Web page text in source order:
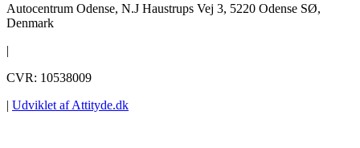
Autocentrum Odense, N.J Haustrups Vej 3, 5220 Odense SØ,
Denmark
|
CVR: 10538009
| Udviklet af Attityde.dk